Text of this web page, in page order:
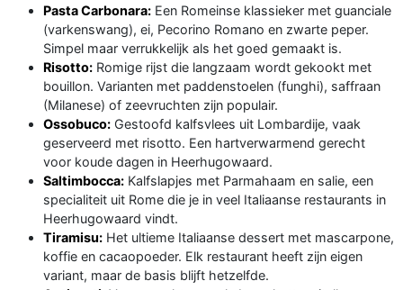
Pasta Carbonara: Een Romeinse klassieker met guanciale
(varkenswang), ei, Pecorino Romano en zwarte peper.
Simpel maar verrukkelijk als het goed gemaakt is.
Risotto: Romige rijst die langzaam wordt gekookt met
bouillon. Varianten met paddenstoelen (funghi), saffraan
(Milanese) of zeevruchten zijn populair.
Ossobuco: Gestoofd kalfsvlees uit Lombardije, vaak
geserveerd met risotto. Een hartverwarmend gerecht
voor koude dagen in Heerhugowaard.
Saltimbocca: Kalfslapjes met Parmahaam en salie, een
specialiteit uit Rome die je in veel Italiaanse restaurants in
Heerhugowaard vindt.
Tiramisu: Het ultieme Italiaanse dessert met mascarpone,
koffie en cacaopoeder. Elk restaurant heeft zijn eigen
variant, maar de basis blijft hetzelfde.